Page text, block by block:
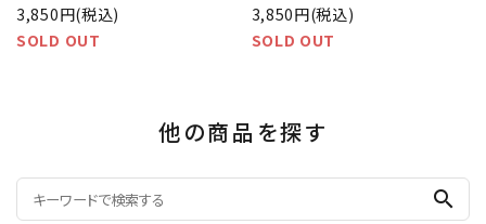
3,850円(税込)
SOLD OUT
3,850円(税込)
SOLD OUT
他の商品を探す
search